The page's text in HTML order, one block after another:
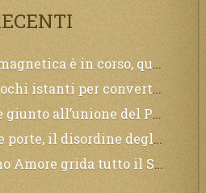
patirà. Il black out non tarderà ad arrivare e tutta la Terra sarà oscurata.
la sciagura arriverà all’improvviso e per chi non si sarà preparato saranno dolori.
con il figlio, non avete che da attendere pochissimo.
urlerà perdono, ma sarà troppo tardi, il tradimento è stato grande!
per i Suoi,richiama a Sé i lontani, affinché si pentano e tornino a Lui: